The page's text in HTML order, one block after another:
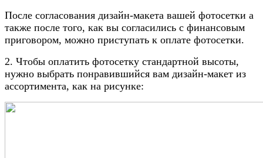
После согласования дизайн-макета вашей фотосетки а
также после того, как вы согласились с финансовым
приговором, можно приступать к оплате фотосетки.
2. Чтобы оплатить фотосетку стандартной высоты,
нужно выбрать понравившийся вам дизайн-макет из
ассортимента, как на рисунке: